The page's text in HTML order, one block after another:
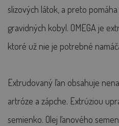
slizových látok, a preto
gravidných kobyl. OMEGA je
ktoré už nie je potrebné
Extrudovaný ľan obsahuje
artróze a zápche. Extrúziou
semienko. Olej ľanového